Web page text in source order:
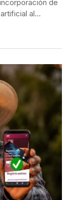
de
al...